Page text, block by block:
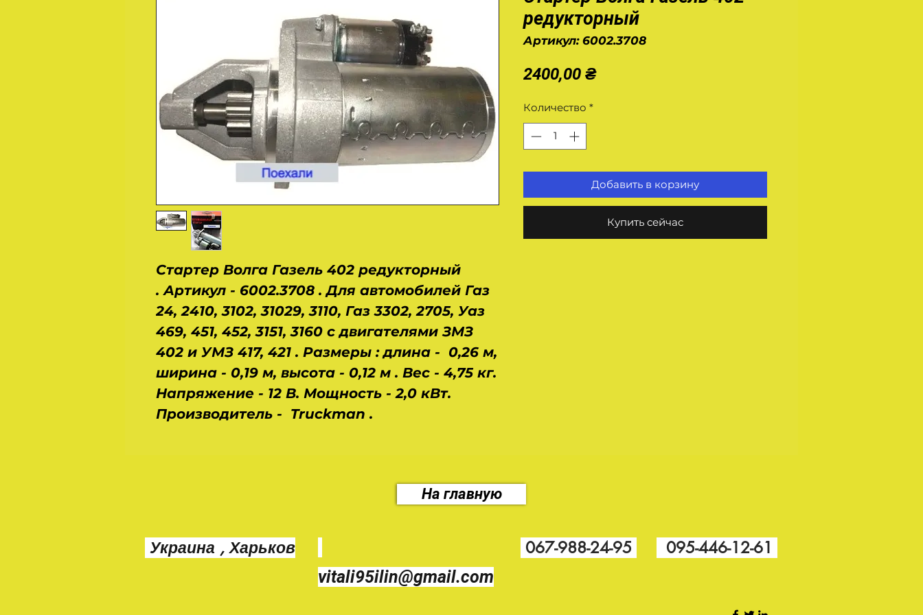
Стартер Волга Газель 402 редукторный
. Артикул - 6002.3708 . Для автомобилей Газ
24, 2410, 3102, 31029, 3110, Газ 3302, 2705, Уаз
469, 451, 452, 3151, 3160 с двигателями ЗМЗ
402 и УМЗ 417, 421 . Размеры : длина - 0,26 м,
ширина - 0,19 м, высота - 0,12 м . Вес - 4,75 кг.
Напряжение - 12 В. Мощность - 2,0 кВт.
Производитель - Truckman .
редукторный
Артикул: 6002.3708
2400,00 ₴Цена
Количество *
Добавить в корзину
Купить сейчас
На главную
Украина , Харьков
vitali95ilin@gmail.com
067-988-24-95 095-446-12-61